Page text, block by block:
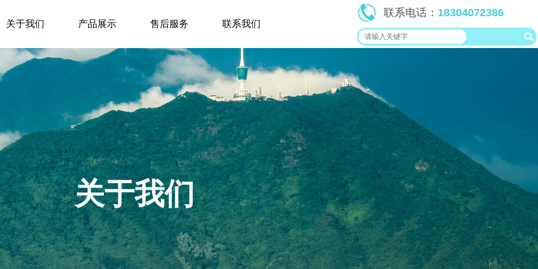
关于我们 产品展示 售后服务 联系我们
联系电话： 18304072386
关于我们